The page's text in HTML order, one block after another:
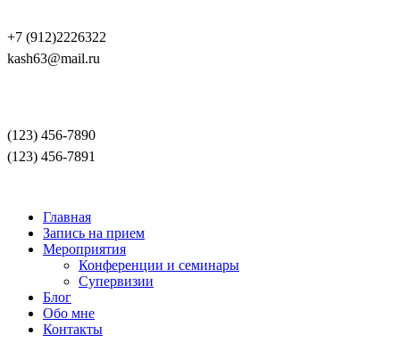
+7 (912)2226322
kash63@mail.ru
(123) 456-7890
(123) 456-7891
Главная
Запись на прием
Мероприятия
Конференции и семинары
Супервизии
Блог
Обо мне
Контакты